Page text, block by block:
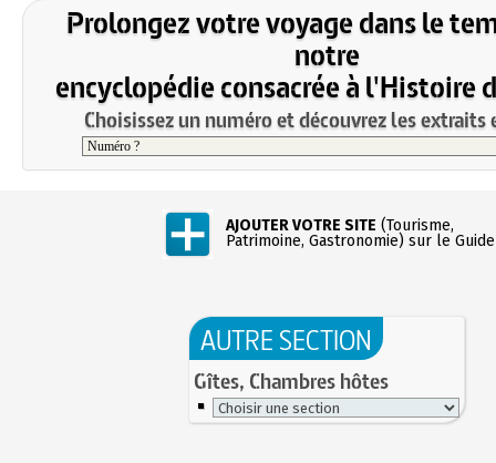
Prolongez votre voyage dans le
notre
encyclopédie consacrée à l'Histoire
Choisissez un numéro et découvrez les extraits
AJOUTER VOTRE SITE (Tourisme,
Patrimoine, Gastronomie) sur le Guide
AUTRE SECTION
Gîtes, Chambres hôtes